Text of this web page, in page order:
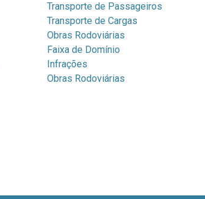
Transporte de Passageiros
Transporte de Cargas
Obras Rodoviárias
Faixa de Domínio
Infrações
Obras Rodoviárias